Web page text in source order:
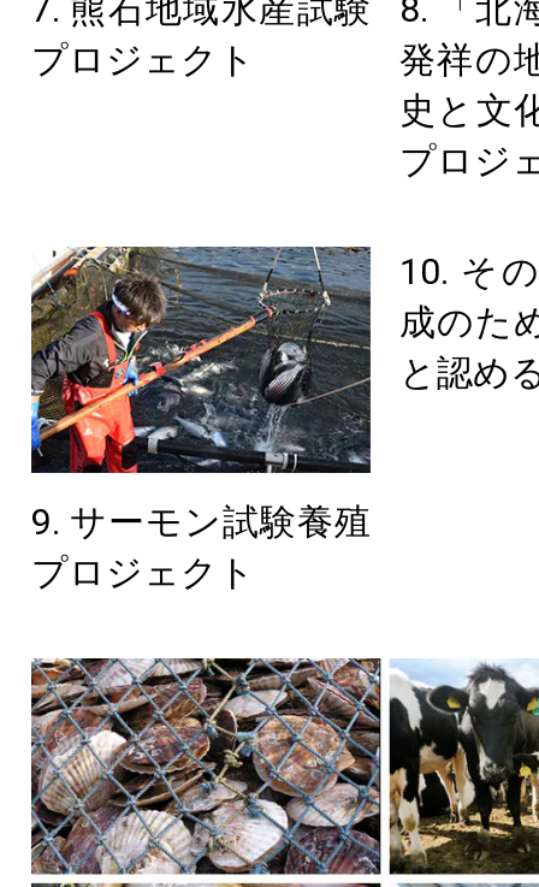
7. 熊石地域水産試験
プロジェクト
8. 「北
発祥の
史と文
プロジ
9. サーモン試験養殖
プロジェクト
10. そ
成のた
と認め